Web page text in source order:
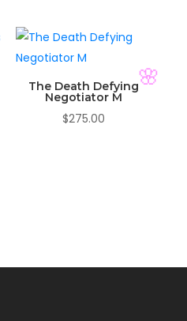
The Death Defying
Negotiator M
$275.00